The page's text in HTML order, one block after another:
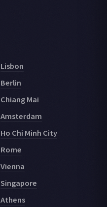
Lisbon
Berlin
Chiang Mai
Amsterdam
Ho Chi Minh City
Rome
Vienna
Singapore
Athens